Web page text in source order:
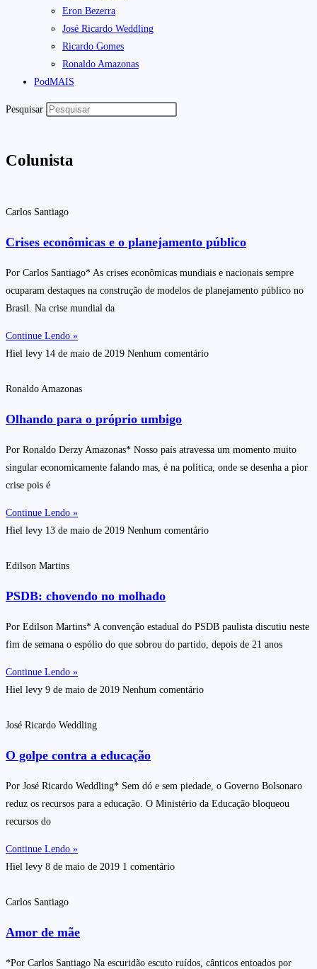
Eron Bezerra
José Ricardo Weddling
Ricardo Gomes
Ronaldo Amazonas
PodMAIS
Pesquisar
Colunista
Carlos Santiago
Crises econômicas e o planejamento público
Por Carlos Santiago* As crises econômicas mundiais e nacionais sempre
ocuparam destaques na construção de modelos de planejamento público no
Brasil. Na crise mundial da
Continue Lendo »
Hiel levy 14 de maio de 2019 Nenhum comentário
Ronaldo Amazonas
Olhando para o próprio umbigo
Por Ronaldo Derzy Amazonas* Nosso país atravessa um momento muito
singular economicamente falando mas, é na política, onde se desenha a pior
crise pois é
Continue Lendo »
Hiel levy 13 de maio de 2019 Nenhum comentário
Edilson Martins
PSDB: chovendo no molhado
Por Edilson Martins* A convenção estadual do PSDB paulista discutiu neste
fim de semana o espólio do que sobrou do partido, depois de 21 anos
Continue Lendo »
Hiel levy 9 de maio de 2019 Nenhum comentário
José Ricardo Weddling
O golpe contra a educação
Por José Ricardo Weddling* Sem dó e sem piedade, o Governo Bolsonaro
reduz os recursos para a educação. O Ministério da Educação bloqueou
recursos do
Continue Lendo »
Hiel levy 8 de maio de 2019 1 comentário
Carlos Santiago
Amor de mãe
*Por Carlos Santiago Na escuridão escuto ruídos, cânticos entoados por